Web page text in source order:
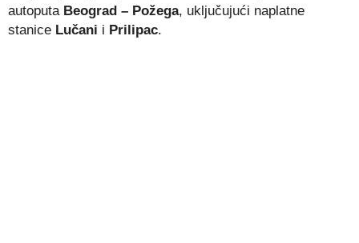
autoputa Beograd – Požega, uključujući naplatne
stanice Lučani i Prilipac.